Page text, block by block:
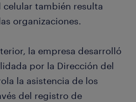
celular también resulta
organizaciones.
la empresa desarrolló
por la Dirección del
la asistencia de los
del registro de